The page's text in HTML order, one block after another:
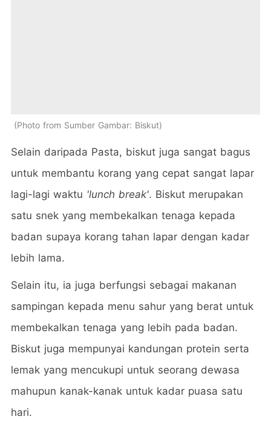
Photo from Sumber Gambar: Biskut
Selain daripada Pasta, biskut juga sangat bagus
untuk membantu korang yang cepat sangat lapar
lagi-lagi waktu 'lunch break'. Biskut merupakan
satu snek yang membekalkan tenaga kepada
badan supaya korang tahan lapar dengan kadar
lebih lama.
Selain itu, ia juga berfungsi sebagai makanan
sampingan kepada menu sahur yang berat untuk
membekalkan tenaga yang lebih pada badan.
Biskut juga mempunyai kandungan protein serta
lemak yang mencukupi untuk seorang dewasa
mahupun kanak-kanak untuk kadar puasa satu
hari.